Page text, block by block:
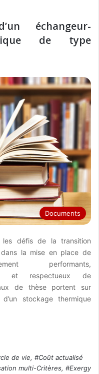
échangeur-
de type
Documents
défis de la transition
dans la mise en place de
performants,
et respectueux de
de thèse portent sur
d’un stockage thermique
de vie, #Coût actualisé
multi-Critères, #Exergy